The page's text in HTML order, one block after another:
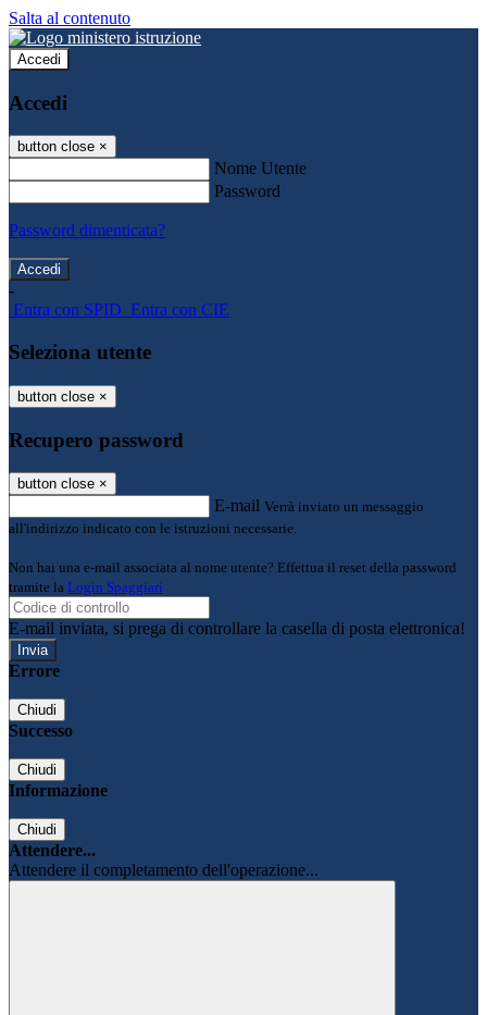
Salta al contenuto
Accedi
Accedi
button close ×
Nome Utente
Password
Password dimenticata?
-
Entra con SPID Entra con CIE
Seleziona utente
button close ×
Recupero password
button close ×
E-mail Verrà inviato un messaggio
all'indirizzo indicato con le istruzioni necessarie.
Non hai una e-mail associata al nome utente? Effettua il reset della password
tramite la Login Spaggiari
E-mail inviata, si prega di controllare la casella di posta elettronica!
Errore
Chiudi
Successo
Chiudi
Informazione
Chiudi
Attendere...
Attendere il completamento dell'operazione...